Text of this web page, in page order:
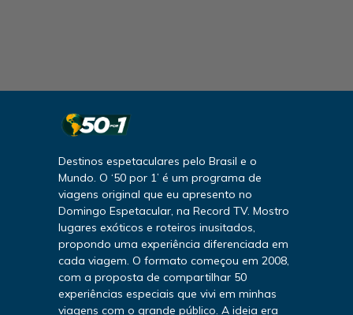
Destinos espetaculares pelo Brasil e o
Mundo. O ‘50 por 1’ é um programa de
viagens original que eu apresento no
Domingo Espetacular, na Record TV. Mostro
lugares exóticos e roteiros inusitados,
propondo uma experiência diferenciada em
cada viagem. O formato começou em 2008,
com a proposta de compartilhar 50
experiências especiais que vivi em minhas
viagens com o grande público. A ideia era